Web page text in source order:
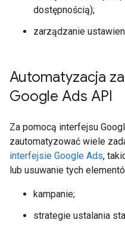
dostępnością);
zarządzanie
Automatyzacja
Google Ads API
Za pomocą interfejsu
zautomatyzować wiele
interfejsie Google Ads,
lub usuwanie tych
kampanie;
strategie ustalania